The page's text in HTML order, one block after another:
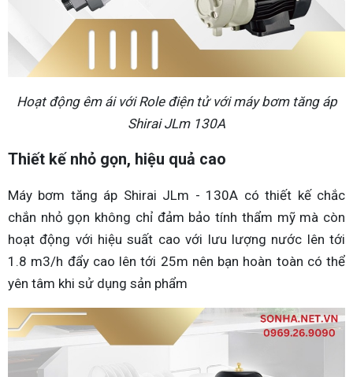
Hoạt động êm ái với Role điện tử với máy bơm tăng áp
Shirai JLm 130A
Thiết kế nhỏ gọn, hiệu quả cao
Máy bơm tăng áp Shirai JLm - 130A có thiết kế chắc
chắn nhỏ gọn không chỉ đảm bảo tính thẩm mỹ mà còn
hoạt động với hiệu suất cao với lưu lượng nước lên tới
1.8 m3/h đẩy cao lên tới 25m nên bạn hoàn toàn có thể
yên tâm khi sử dụng sản phẩm